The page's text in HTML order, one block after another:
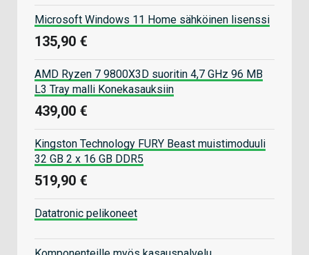
Microsoft Windows 11 Home sähköinen lisenssi
135,90 €
AMD Ryzen 7 9800X3D suoritin 4,7 GHz 96 MB
L3 Tray malli Konekasauksiin
439,00 €
Kingston Technology FURY Beast muistimoduuli
32 GB 2 x 16 GB DDR5
519,90 €
Datatronic pelikoneet